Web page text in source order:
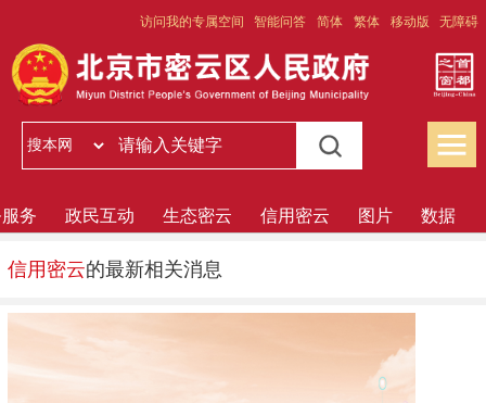
访问我的专属空间 智能问答 简体 繁体 移动版 无障碍
务 政民互动 生态密云 信用密云 图片 数据
信用密云的最新相关消息